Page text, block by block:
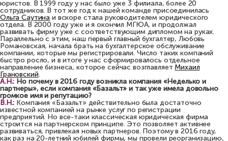
юристов. В 1999 году у нас было уже 3 филиала, более 20
сотрудников. В тот же год к нашей команде присоединилась
Ольга Саутина и вскоре стала руководителем юридического
отдела. В 2000 году уже и я окончил МГЮА, и продолжал
развивать фирму уже с соответствующим дипломом на руках.
Параллельно с этим, наш первый главный бухгалтер, Любовь
Романовская, начала брать на бухгалтерское обслуживание
компании, которые мы регистрировали. Число таких компаний
быстро росло, и в итоге у нас сформировалось отдельное
направление бизнеса, которое сейчас возглавляет Михаил
Грановский.
А.Н.: Но почему в 2016 году возникла компания «Неделько и
партнеры», если компания «Базальт» и так уже имела довольно
громкое имя и репутацию?
В.Н.: Компания «Базальт» действительно была достаточно
известной компанией на рынке услуг по регистрации
предприятий. Но все-таки классическая юридическая фирма
строится на партнерском принципе. Это позволяет активнее
развиваться, привлекая новых партнеров. Поэтому в 2016 году,
как раз на 20-летний юбилей фирмы, мы провели реорганизацию,